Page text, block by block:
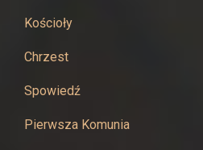
Maryi
Panny
w
Żywcu
Kościoły
Chrzest
Spowiedź
Pierwsza Komunia